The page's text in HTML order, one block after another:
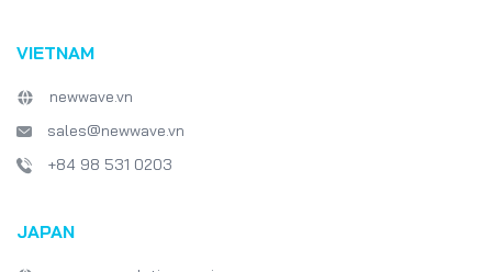
VIETNAM
newwave.vn
sales@newwave.vn
+84 98 531 0203
JAPAN